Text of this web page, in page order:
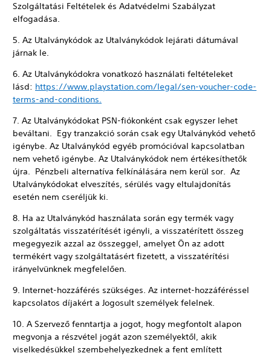
Szolgáltatási Feltételek és Adatvédelmi Szabályzat
elfogadása.
5. Az Utalványkódok az Utalványkódok lejárati dátumával
járnak le.
6. Az Utalványkódokra vonatkozó használati feltételeket
lásd: https://www.playstation.com/legal/sen-voucher-code-
terms-and-conditions.
7. Az Utalványkódokat PSN-fiókonként csak egyszer lehet
beváltani. Egy tranzakció során csak egy Utalványkód vehető
igénybe. Az Utalványkód egyéb promócióval kapcsolatban
nem vehető igénybe. Az Utalványkódok nem értékesíthetők
újra. Pénzbeli alternatíva felkínálására nem kerül sor. Az
Utalványkódokat elveszítés, sérülés vagy eltulajdonítás
esetén nem cseréljük ki.
8. Ha az Utalványkód használata során egy termék vagy
szolgáltatás visszatérítését igényli, a visszatérített összeg
megegyezik azzal az összeggel, amelyet Ön az adott
termékért vagy szolgáltatásért fizetett, a visszatérítési
irányelvünknek megfelelően.
9. Internet-hozzáférés szükséges. Az internet-hozzáféréssel
kapcsolatos díjakért a Jogosult személyek felelnek.
10. A Szervező fenntartja a jogot, hogy megfontolt alapon
megvonja a részvétel jogát azon személyektől, akik
viselkedésükkel szembehelyezkednek a fent említett